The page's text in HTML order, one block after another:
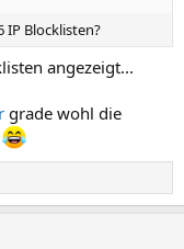
IP Blocklisten?
angezeigt...
grade wohl die